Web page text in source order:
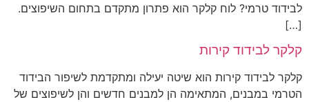
לבידוד טרמי? לוח קלקר הוא פתרון מתקדם בתחום השיפוצים.
[…]
קלקר לבידוד קירות
קלקר לבידוד קירות הוא שיטה יעילה ומתקדמת לשיפור הבידוד
הטרמי במבנים, המתאימה הן למבנים חדשים והן לשיפוצים של